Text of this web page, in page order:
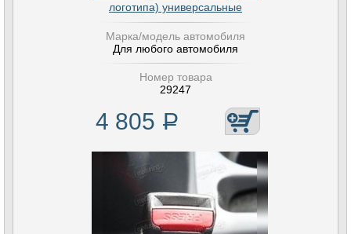
логотипа) универсальные
Марка/модель автомобиля
Для любого автомобиля
Номер товара
29247
4 805 Р